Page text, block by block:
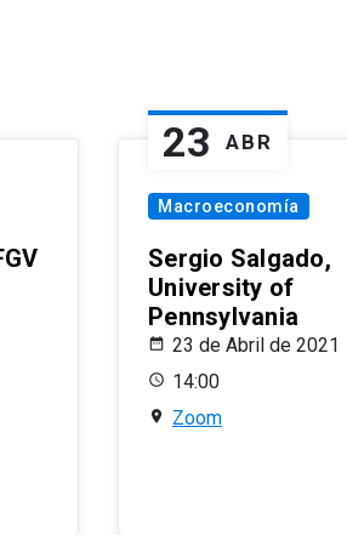
23 ABR
Macroeconomía
Sergio Salgado,
University of
Pennsylvania
23 de Abril de 2021
14:00
Zoom